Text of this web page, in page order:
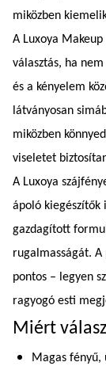
miközben
A Luxoya
választás, ha
és a kényelem
látványosan
miközben
viseletet
A Luxoya
ápoló kiegészítők
gazdagított
rugalmasságát.
pontos – legyen
ragyogó esti
Miért
Magas fényű,